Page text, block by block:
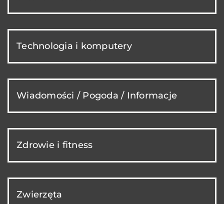
Technologia i komputery
Wiadomości / Pogoda / Informacje
Zdrowie i fitness
Zwierzęta